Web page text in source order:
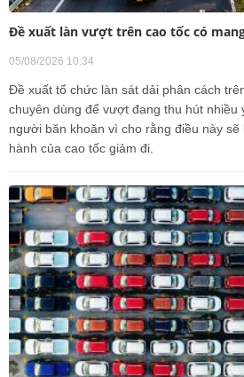
Đề xuất làn vượt trên cao tốc có
05/08/2026 10:34
Đề xuất tổ chức làn sát dải phân cách
chuyên dùng để vượt đang thu hút nhiều
người băn khoăn vì cho rằng điều này sẽ
hành của cao tốc giảm đi.